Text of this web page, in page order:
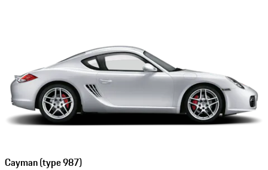
Cayman (type 987)